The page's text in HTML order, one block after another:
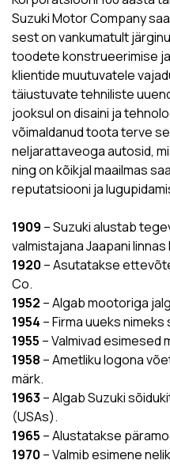
Suzuki Motor Company
sest on vankumatult
toodete konstrueerimise
klientide muutuvatele
täiustuvate tehniliste
jooksul on disaini ja
võimaldanud toota terve
neljarattaveoga autosid,
ning on kõikjal maailmas
reputatsiooni ja
1909 – Suzuki alustab
valmistajana Jaapani
1920 – Asutatakse
Co.
1952 – Algab mootoriga
1954 – Firma uueks
1955 – Valmivad
1958 – Ametliku logona
märk.
1963 – Algab Suzuki
(USAs).
1965 – Alustatakse
1970 – Valmib esimene